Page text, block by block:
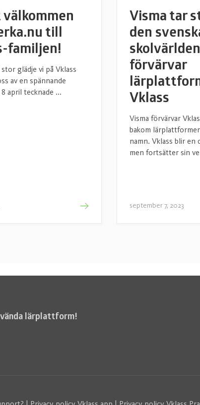
till
familjen!
glädje vi på Vklass
av en spännande
april tecknade ...
Visma tar
den
förvärvar
Vklass
Visma förvärvar
bakom
namn. Vklass blir en
men fortsätter sin
september 7, 2023
lärplattform!